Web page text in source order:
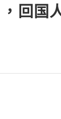
回